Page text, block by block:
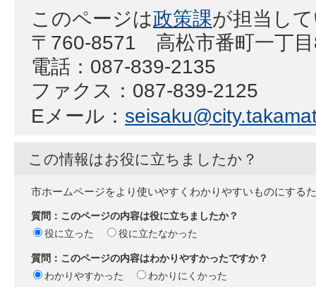
このページは政策課が担当し
〒760-8571 高松市番町一丁
電話：087-839-2135
ファクス：087-839-2125
Eメール：
この情報はお役に立ちましたか？
市ホームページをより使いやすくわかりやすいものにする
質問：このページの内容は役に立ちましたか？
役に立った
役に立たなかった
質問：このページの内容はわかりやすかったですか？
わかりやすかった
わかりにくかった